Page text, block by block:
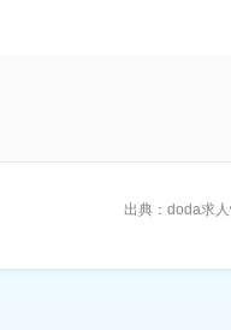
出典：doda求